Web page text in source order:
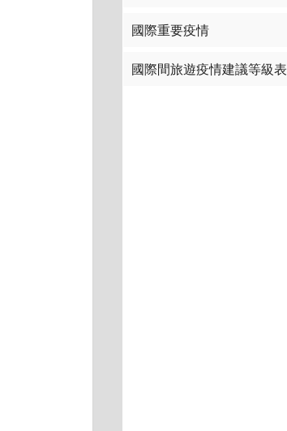
國際重要疫情
國際間旅遊疫情建議等級表